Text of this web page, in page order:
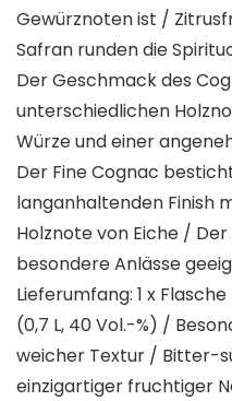
Gewürznoten ist /
Safran runden die
Der Geschmack des
unterschiedlichen
Würze und einer
Der Fine Cognac
langanhaltenden Finish
Holznote von Eiche /
besondere Anlässe
Lieferumfang: 1 x
(0,7 L, 40 Vol.-%) /
weicher Textur / Bitter-
einzigartiger fruchtiger